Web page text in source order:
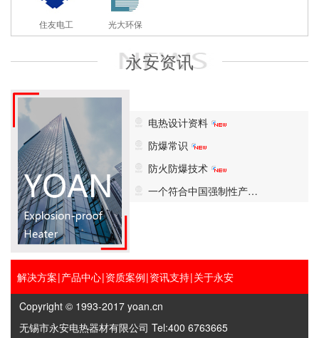
住友电工 光大环保
永安资讯
电热设计资料
防爆常识
防火防爆技术
一个符合中国强制性产…
解决方案|产品中心|资质案例|资讯支持|关于永安
Copyright © 1993-2017 yoan.cn
无锡市永安电热器材有限公司 Tel:400 6763665